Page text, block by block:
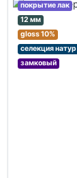
покрытие лак
12 мм
gloss 10%
селекция натур
замковый